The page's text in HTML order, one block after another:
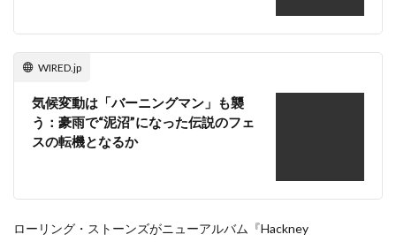
WIRED.jp
気候変動は「バーニングマン」も襲
う：豪雨で“泥沼”になった伝説のフェ
スの転機となるか
ローリング・ストーンズがニューアルバム『Hackney